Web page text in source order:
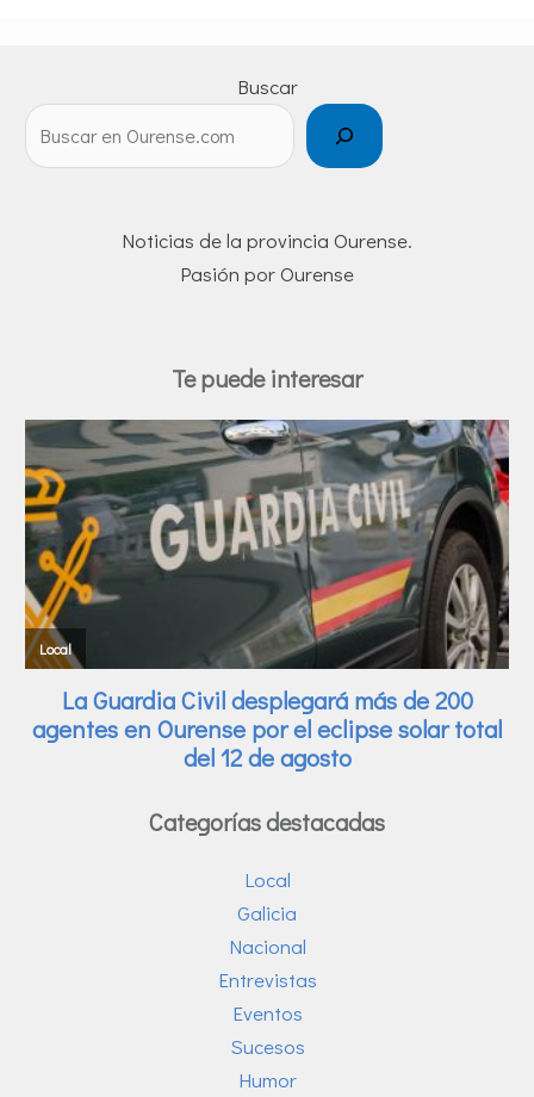
Buscar
Noticias de la provincia Ourense.
Pasión por Ourense
Te puede interesar
Categorías destacadas
Local
Galicia
Nacional
Entrevistas
Eventos
Sucesos
Humor